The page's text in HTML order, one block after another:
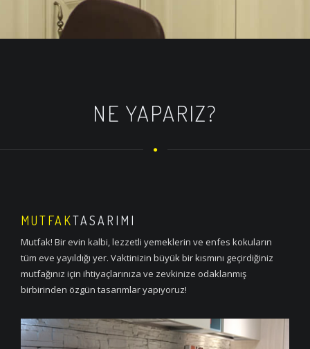
NE YAPARIZ?
MUTFAKTASARIMI
Mutfak! Bir evin kalbi, lezzetli yemeklerin ve enfes kokuların
tüm eve yayıldığı yer. Vaktinizin büyük bir kısmını geçirdiğiniz
mutfağınız için ihtiyaçlarınıza ve zevkinize odaklanmış
birbirinden özgün tasarımlar yapıyoruz!